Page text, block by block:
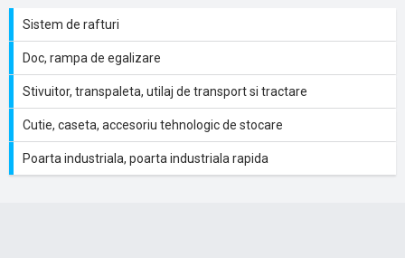
Sistem de rafturi
Doc, rampa de egalizare
Stivuitor, transpaleta, utilaj de transport si tractare
Cutie, caseta, accesoriu tehnologic de stocare
Poarta industriala, poarta industriala rapida